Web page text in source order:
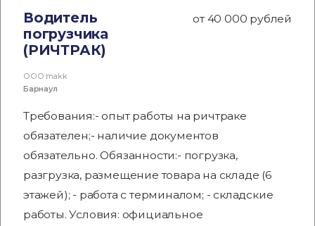
Водитель
погрузчика
(РИЧТРАК)
от 40 000 рублей
ООО makk
Барнаул
Требования:- опыт работы на ричтраке
обязателен;- наличие документов
обязательно. Обязанности:- погрузка,
разгрузка, размещение товара на складе (6
этажей); - работа с терминалом; - складские
работы. Условия: официальное